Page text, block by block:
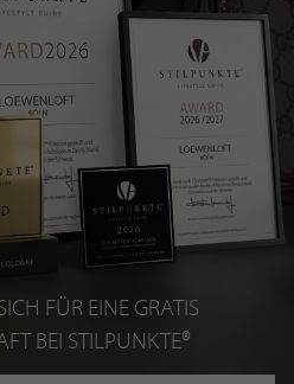
FÜR EINE GRATIS
BEI STILPUNKTE®